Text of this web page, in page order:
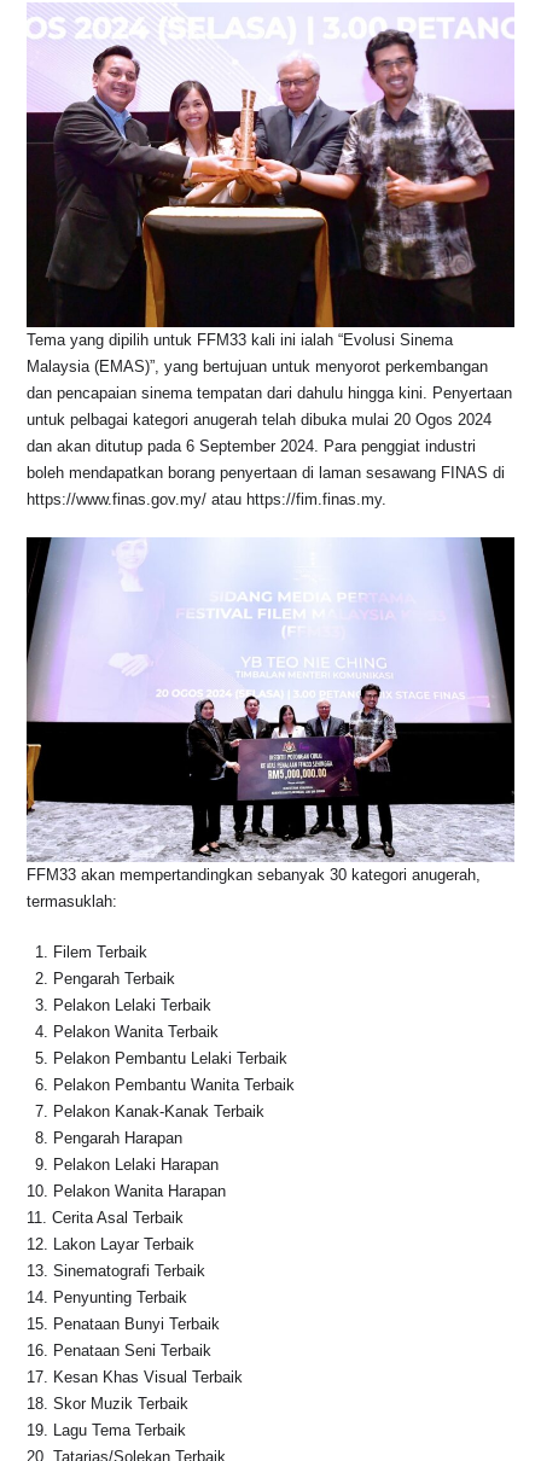
Tema yang dipilih untuk FFM33 kali ini ialah “Evolusi Sinema
Malaysia (EMAS)”, yang bertujuan untuk menyorot perkembangan
dan pencapaian sinema tempatan dari dahulu hingga kini. Penyertaan
untuk pelbagai kategori anugerah telah dibuka mulai 20 Ogos 2024
dan akan ditutup pada 6 September 2024. Para penggiat industri
boleh mendapatkan borang penyertaan di laman sesawang FINAS di
https://www.finas.gov.my/ atau https://fim.finas.my.
FFM33 akan mempertandingkan sebanyak 30 kategori anugerah,
termasuklah:
1.⁠ ⁠Filem Terbaik
2.⁠ ⁠Pengarah Terbaik
3.⁠ ⁠Pelakon Lelaki Terbaik
4.⁠ ⁠Pelakon Wanita Terbaik
5.⁠ ⁠Pelakon Pembantu Lelaki Terbaik
6.⁠ ⁠Pelakon Pembantu Wanita Terbaik
7.⁠ ⁠Pelakon Kanak-Kanak Terbaik
8.⁠ ⁠Pengarah Harapan
9.⁠ ⁠Pelakon Lelaki Harapan
10.⁠ ⁠Pelakon Wanita Harapan
11.⁠ ⁠Cerita Asal Terbaik
12.⁠ ⁠Lakon Layar Terbaik
13.⁠ ⁠Sinematografi Terbaik
14.⁠ ⁠Penyunting Terbaik
15.⁠ ⁠Penataan Bunyi Terbaik
16.⁠ ⁠Penataan Seni Terbaik
17.⁠ ⁠Kesan Khas Visual Terbaik
18.⁠ ⁠Skor Muzik Terbaik
19.⁠ ⁠Lagu Tema Terbaik
20.⁠ ⁠Tatarias/Solekan Terbaik